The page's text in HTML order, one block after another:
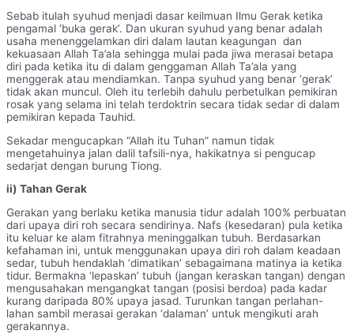
Sebab itulah syuhud menjadi dasar keilmuan Ilmu Gerak ketika
pengamal ‘buka gerak’. Dan ukuran syuhud yang benar adalah
usaha menenggelamkan diri dalam lautan keagungan dan
kekuasaan Allah Ta’ala sehingga mulai pada jiwa merasai betapa
diri pada ketika itu di dalam genggaman Allah Ta’ala yang
menggerak atau mendiamkan. Tanpa syuhud yang benar ‘gerak’
tidak akan muncul. Oleh itu terlebih dahulu perbetulkan pemikiran
rosak yang selama ini telah terdoktrin secara tidak sedar di dalam
pemikiran kepada Tauhid.
Sekadar mengucapkan “Allah itu Tuhan” namun tidak
mengetahuinya jalan dalil tafsili-nya, hakikatnya si pengucap
sedarjat dengan burung Tiong.
ii) Tahan Gerak
Gerakan yang berlaku ketika manusia tidur adalah 100% perbuatan
dari upaya diri roh secara sendirinya. Nafs (kesedaran) pula ketika
itu keluar ke alam fitrahnya meninggalkan tubuh. Berdasarkan
kefahaman ini, untuk menggunakan upaya diri roh dalam keadaan
sedar, tubuh hendaklah ‘dimatikan’ sebagaimana matinya ia ketika
tidur. Bermakna ‘lepaskan’ tubuh (jangan keraskan tangan) dengan
mengusahakan mengangkat tangan (posisi berdoa) pada kadar
kurang daripada 80% upaya jasad. Turunkan tangan perlahan-
lahan sambil merasai gerakan ‘dalaman’ untuk mengikuti arah
gerakannya.